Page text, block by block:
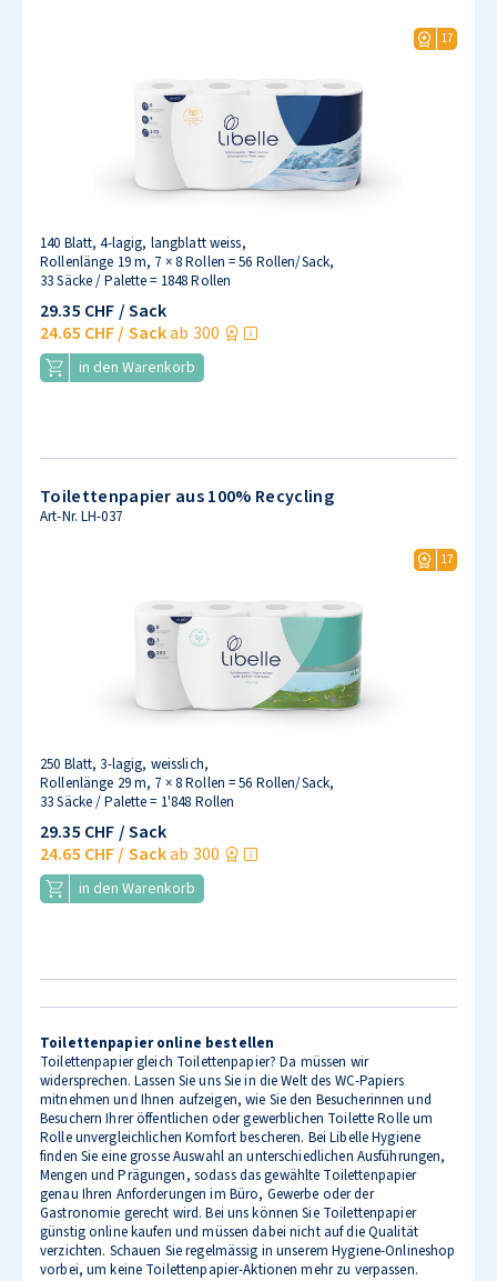
17
140 Blatt, 4-lagig, langblatt weiss,
Rollenlänge 19 m, 7 × 8 Rollen = 56 Rollen/Sack,
33 Säcke / Palette = 1848 Rollen
29.35 CHF/ Sack
24.65 CHF/ Sackab 300
in den Warenkorb
Toilettenpapier aus 100% Recycling
Art-Nr.LH-037
17
250 Blatt, 3-lagig, weisslich,
Rollenlänge 29 m, 7 × 8 Rollen = 56 Rollen/Sack,
33 Säcke / Palette = 1'848 Rollen
29.35 CHF/ Sack
24.65 CHF/ Sackab 300
in den Warenkorb
Toilettenpapier online bestellen
Toilettenpapier gleich Toilettenpapier? Da müssen wir
widersprechen. Lassen Sie uns Sie in die Welt des WC-Papiers
mitnehmen und Ihnen aufzeigen, wie Sie den Besucherinnen und
Besuchern Ihrer öffentlichen oder gewerblichen Toilette Rolle um
Rolle unvergleichlichen Komfort bescheren. Bei Libelle Hygiene
finden Sie eine grosse Auswahl an unterschiedlichen Ausführungen,
Mengen und Prägungen, sodass das gewählte Toilettenpapier
genau Ihren Anforderungen im Büro, Gewerbe oder der
Gastronomie gerecht wird. Bei uns können Sie Toilettenpapier
günstig online kaufen und müssen dabei nicht auf die Qualität
verzichten. Schauen Sie regelmässig in unserem Hygiene-Onlineshop
vorbei, um keine Toilettenpapier-Aktionen mehr zu verpassen.